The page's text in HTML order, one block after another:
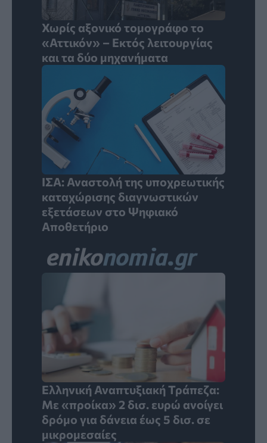
Χωρίς αξονικό τομογράφο το
«Αττικόν» – Εκτός λειτουργίας
και τα δύο μηχανήματα
ΙΣΑ: Αναστολή της υποχρεωτικής
καταχώρισης διαγνωστικών
εξετάσεων στο Ψηφιακό
Αποθετήριο
Ελληνική Αναπτυξιακή Τράπεζα:
Με «προίκα» 2 δισ. ευρώ ανοίγει
δρόμο για δάνεια έως 5 δισ. σε
μικρομεσαίες